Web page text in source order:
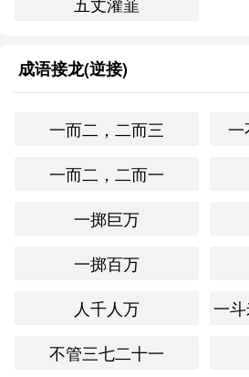
“持之以恒”：强调持久的努力和
的持之以恒相对立。
“得过且过”：形容对事情不求
志向的态度相反。
文化与社会背景
成语接龙(逆接)
一而二，二而三
一
一而二，二而一
一掷巨万
一掷百万
人千人万
一
不管三七二十一